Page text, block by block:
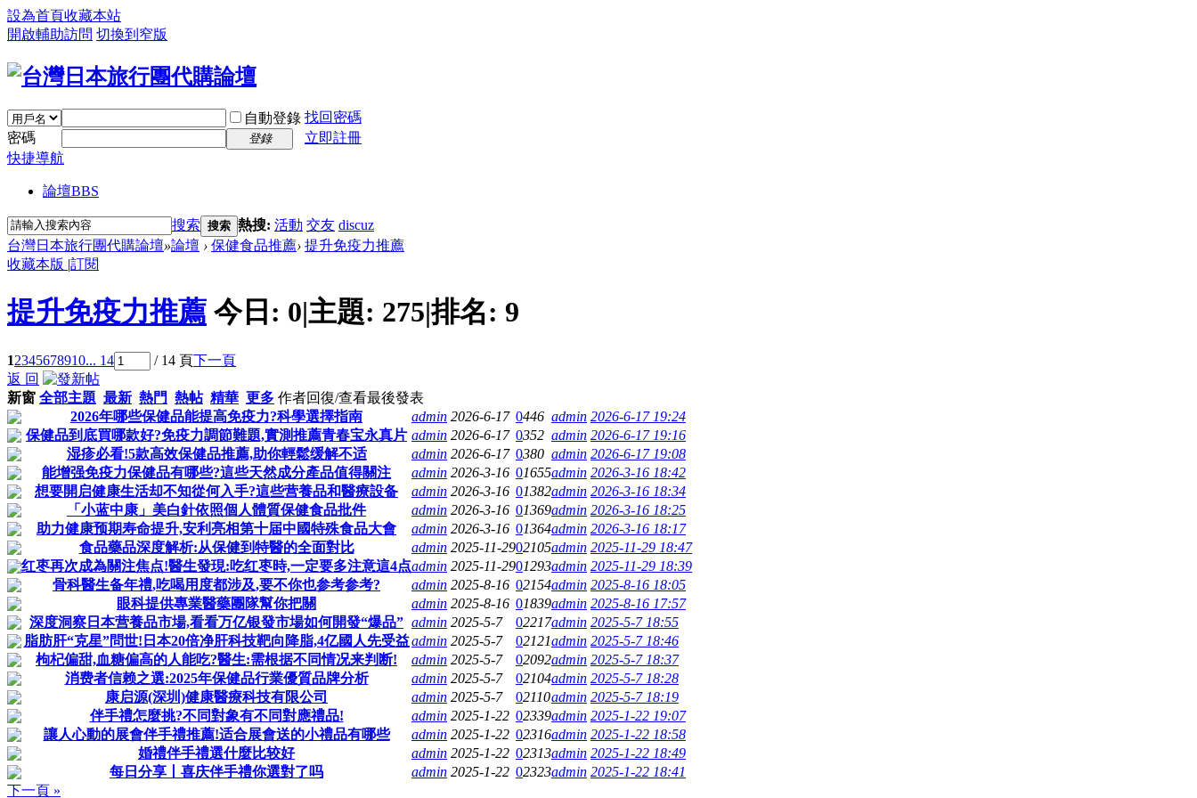
設為首頁收藏本站
開啟輔助訪問 切換到窄版
自動登錄 找回密碼
密碼
登錄
立即註冊
快捷導航
論壇BBS
搜索 搜索 熱搜: 活動 交友 discuz
台灣日本旅行團代購論壇»論壇 › 保健食品推薦› 提升免疫力推薦
收藏本版 |訂閱
提升免疫力推薦 今日: 0|主題: 275|排名: 9
12345678910... 14 / 14 頁下一頁
返 回
新窗 全部主題 最新 熱門 熱帖 精華 更多 作者回復/查看最後發表
2026年哪些保健品能提高免疫力?科學選擇指南
admin 2026-6-17 0446 admin 2026-6-17 19:24
保健品到底買哪款好?免疫力調節難題,實測推薦青春宝永真片 admin 2026-6-17 0352 admin 2026-6-17 19:16
湿疹必看!5款高效保健品推薦,助你輕鬆缓解不适
admin 2026-6-17 0380 admin 2026-6-17 19:08
能增强免疫力保健品有哪些?這些天然成分產品值得關注
admin 2026-3-16 01655admin 2026-3-16 18:42
想要開启健康生活却不知從何入手?這些营養品和醫療設备
admin 2026-3-16 01382admin 2026-3-16 18:34
「小蓝中康」美白針依照個人體質保健食品批件
admin 2026-3-16 01369admin 2026-3-16 18:25
助力健康预期寿命提升,安利亮相第十届中國特殊食品大會
admin 2026-3-16 01364admin 2026-3-16 18:17
食品藥品深度解析:从保健到特醫的全面對比
admin 2025-11-2902105admin 2025-11-29 18:47
红枣再次成為關注焦点!醫生發現:吃红枣時,一定要多注意這4点admin 2025-11-2901293admin 2025-11-29 18:39
骨科醫生备年禮,吃喝用度都涉及,要不你也参考参考?
admin 2025-8-16 02154admin 2025-8-16 18:05
眼科提供專業醫藥團隊幫你把關
admin 2025-8-16 01839admin 2025-8-16 17:57
深度洞察日本营養品市場,看看万亿银發市場如何開發“爆品” admin 2025-5-7 02217admin 2025-5-7 18:55
脂肪肝“克星”問世!日本20倍净肝科技靶向降脂,4亿國人先受益admin 2025-5-7 02121admin 2025-5-7 18:46
枸杞偏甜,血糖偏高的人能吃?醫生:需根据不同情况来判断!
admin 2025-5-7 02092admin 2025-5-7 18:37
消费者信赖之選:2025年保健品行業優質品牌分析
admin 2025-5-7 02104admin 2025-5-7 18:28
康启源(深圳)健康醫療科技有限公司
admin 2025-5-7 02110admin 2025-5-7 18:19
伴手禮怎麼挑?不同對象有不同對應禮品!
admin 2025-1-22 02339admin 2025-1-22 19:07
讓人心動的展會伴手禮推薦!适合展會送的小禮品有哪些
admin 2025-1-22 02316admin 2025-1-22 18:58
婚禮伴手禮選什麼比较好
admin 2025-1-22 02313admin 2025-1-22 18:49
每日分享丨喜庆伴手禮你選對了吗
admin 2025-1-22 02323admin 2025-1-22 18:41
下一頁 »